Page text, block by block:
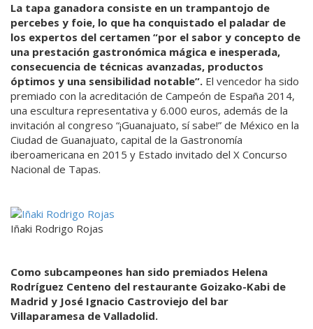
La tapa ganadora consiste en un trampantojo de
percebes y foie, lo que ha conquistado el paladar de
los expertos del certamen “por el sabor y concepto de
una prestación gastronómica mágica e inesperada,
consecuencia de técnicas avanzadas, productos
óptimos y una sensibilidad notable”. El vencedor ha sido
premiado con la acreditación de Campeón de España 2014,
una escultura representativa y 6.000 euros, además de la
invitación al congreso “¡Guanajuato, sí sabe!” de México en la
Ciudad de Guanajuato, capital de la Gastronomía
iberoamericana en 2015 y Estado invitado del X Concurso
Nacional de Tapas.
Iñaki Rodrigo Rojas
Como subcampeones han sido premiados Helena
Rodríguez Centeno del restaurante Goizako-Kabi de
Madrid y José Ignacio Castroviejo del bar
Villaparamesa de Valladolid.